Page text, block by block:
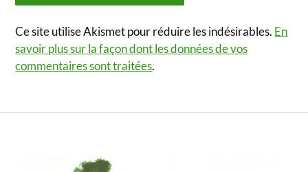
Ce site utilise Akismet pour réduire les indésirables. En
savoir plus sur la façon dont les données de vos
commentaires sont traitées.